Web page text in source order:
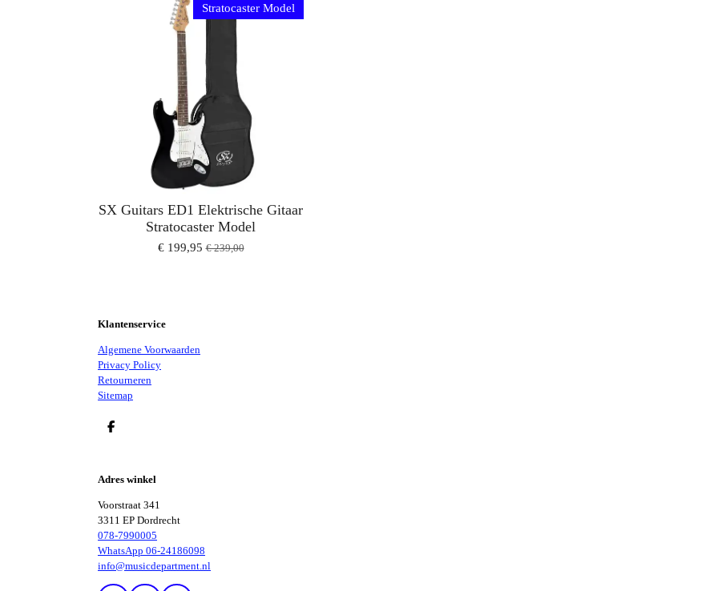
Stratocaster Model
SX Guitars ED1 Elektrische Gitaar
Stratocaster Model
€ 199,95 € 239,00
Klantenservice
Algemene Voorwaarden
Privacy Policy
Retourneren
Sitemap
D
N
Adres winkel
Voorstraat 341
3311 EP Dordrecht
078-7990005
WhatsApp 06-24186098
info@musicdepartment.nl